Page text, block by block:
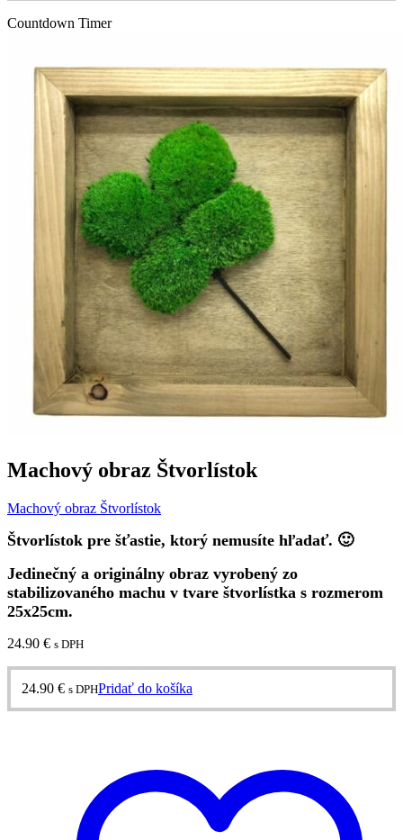
Countdown Timer
Machový obraz Štvorlístok
Machový obraz Štvorlístok
Štvorlístok pre šťastie, ktorý nemusíte hľadať. 🙂
Jedinečný a originálny obraz vyrobený zo
stabilizovaného machu v tvare štvorlístka s rozmerom
25x25cm.
24.90 € s DPH
24.90 € s DPHPridať do košíka